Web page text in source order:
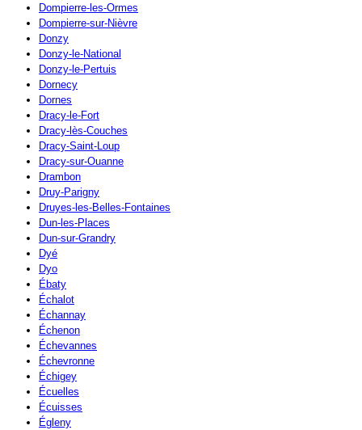
Dompierre-les-Ormes
Dompierre-sur-Nièvre
Donzy
Donzy-le-National
Donzy-le-Pertuis
Dornecy
Dornes
Dracy-le-Fort
Dracy-lès-Couches
Dracy-Saint-Loup
Dracy-sur-Ouanne
Drambon
Druy-Parigny
Druyes-les-Belles-Fontaines
Dun-les-Places
Dun-sur-Grandry
Dyé
Dyo
Ébaty
Échalot
Échannay
Échenon
Échevannes
Échevronne
Échigey
Écuelles
Écuisses
Égleny